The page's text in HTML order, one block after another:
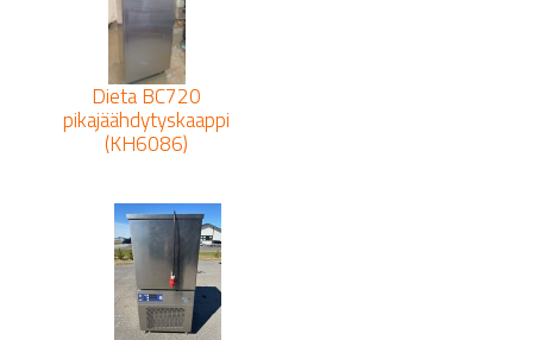
Dieta BC720
pikajäähdytyskaappi
(KH6086)